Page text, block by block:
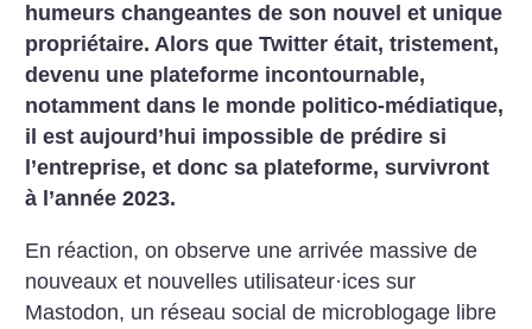
humeurs changeantes de son nouvel et unique
propriétaire. Alors que Twitter était, tristement,
devenu une plateforme incontournable,
notamment dans le monde politico-médiatique,
il est aujourd’hui impossible de prédire si
l’entreprise, et donc sa plateforme, survivront
à l’année 2023.
En réaction, on observe une arrivée massive de
nouveaux et nouvelles utilisateur·ices sur
Mastodon, un réseau social de microblogage libre